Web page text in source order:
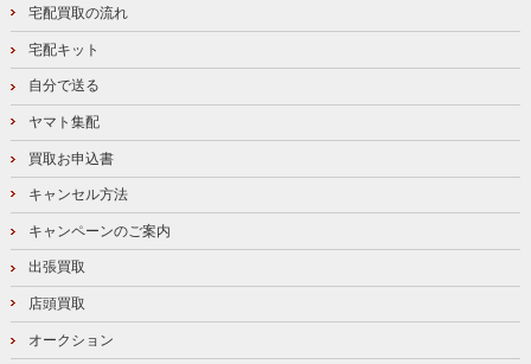
宅配買取の流れ
宅配キット
自分で送る
ヤマト集配
買取お申込書
キャンセル方法
キャンペーンのご案内
出張買取
店頭買取
オークション